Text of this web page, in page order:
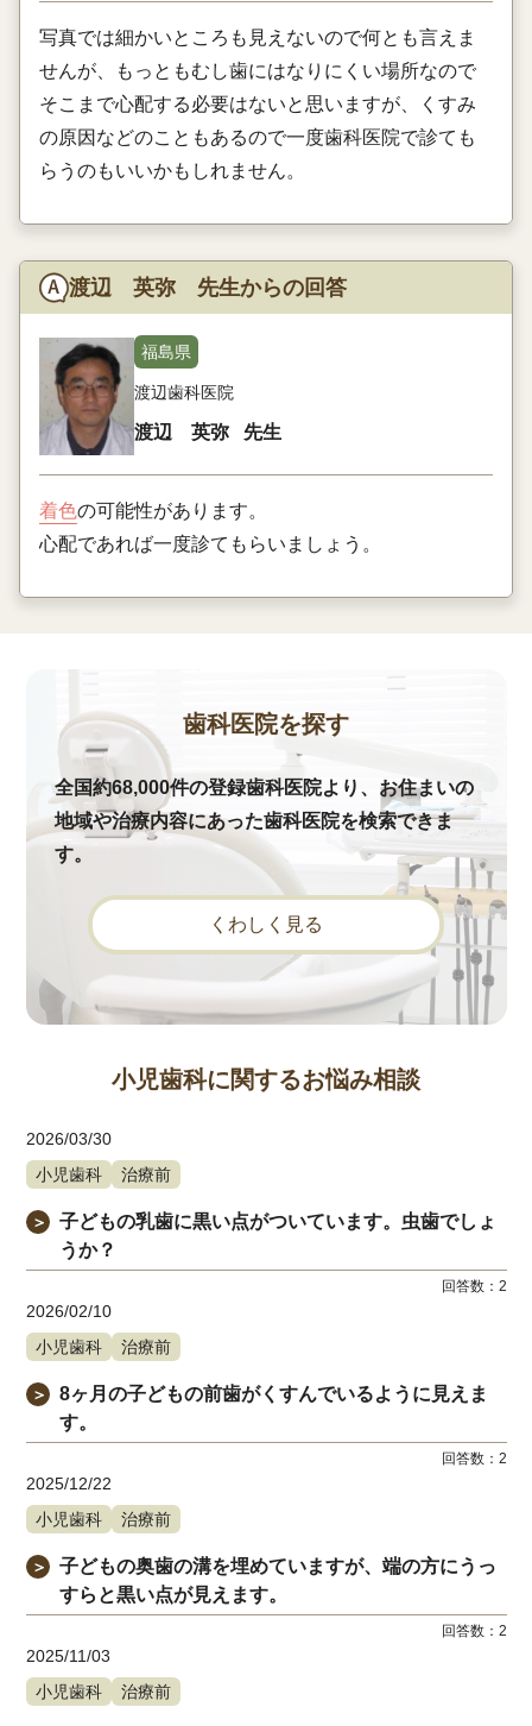
写真では細かいところも見えないので何とも言えま
せんが、もっともむし歯にはなりにくい場所なので
そこまで心配する必要はないと思いますが、くすみ
の原因などのこともあるので一度歯科医院で診ても
らうのもいいかもしれません。
渡辺 英弥 先生からの回答
福島県
渡辺歯科医院
渡辺 英弥 先生
着色の可能性があります。
心配であれば一度診てもらいましょう。
歯科医院を探す
全国約68,000件の登録歯科医院より、お住まいの
地域や治療内容にあった歯科医院を検索できま
す。
くわしく見る
小児歯科に関するお悩み相談
2026/03/30
小児歯科
治療前
＞
子どもの乳歯に黒い点がついています。虫歯でしょ
うか？
回答数： 2
2026/02/10
小児歯科
治療前
＞
8ヶ月の子どもの前歯がくすんでいるように見えま
す。
回答数： 2
2025/12/22
小児歯科
治療前
＞
子どもの奥歯の溝を埋めていますが、端の方にうっ
すらと黒い点が見えます。
回答数： 2
2025/11/03
小児歯科
治療前